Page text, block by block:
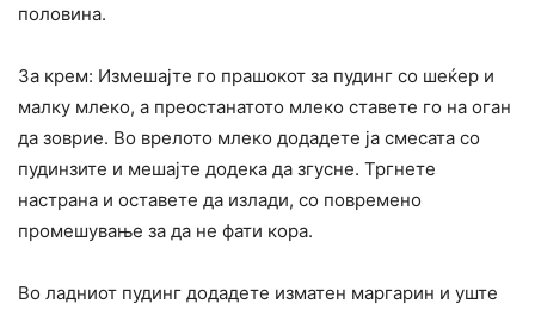
половина.
За крем: Измешајте го прашокот за пудинг со шеќер и
малку млеко, а преостанатото млеко ставете го на оган
да зоврие. Во врелото млеко додадете ја смесата со
пудинзите и мешајте додека да згусне. Тргнете
настрана и оставете да излади, со повремено
промешување за да не фати кора.
Во ладниот пудинг додадете изматен маргарин и уште